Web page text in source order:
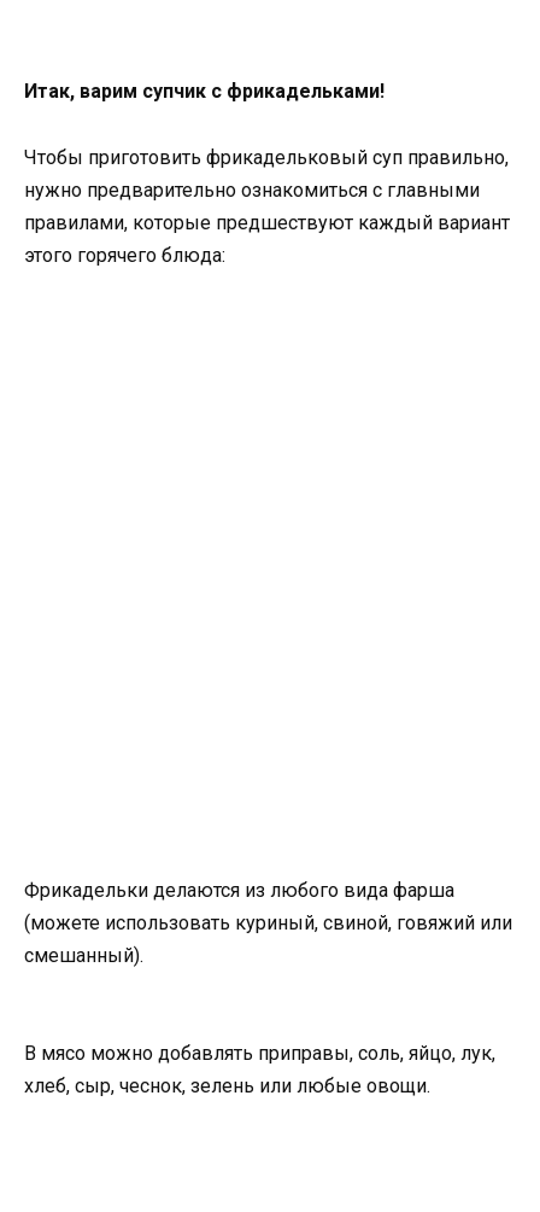
Итак, варим супчик с фрикадельками!
Чтобы приготовить фрикадельковый суп правильно,
нужно предварительно ознакомиться с главными
правилами, которые предшествуют каждый вариант
этого горячего блюда:
Фрикадельки делаются из любого вида фарша
(можете использовать куриный, свиной, говяжий или
смешанный).
В мясо можно добавлять приправы, соль, яйцо, лук,
хлеб, сыр, чеснок, зелень или любые овощи.